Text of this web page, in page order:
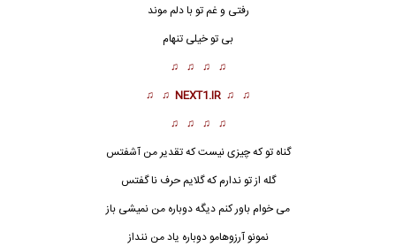
رفتی و غم تو با دلم موند
بی تو خیلی تنهام
♫ ♫ ♫ ♫
♫ ♫
NEXT1.IR
♫ ♫
♫ ♫ ♫ ♫
گناه تو که چیزی نیست که تقدیر من آشفتس
گله از تو ندارم که گلایم حرف نا گفتس
می خوام باور کنم دیگه دوباره من نمیشی باز
نمونو آرزوهامو دوباره یاد من ننداز